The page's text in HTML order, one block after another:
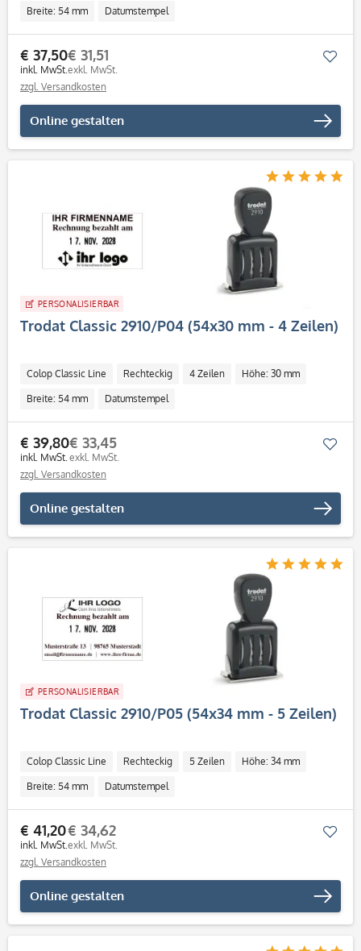
Breite: 54 mm Datumstempel
€ 37,50
inkl. MwSt.
€ 31,51
exkl. MwSt.
zzgl. Versandkosten
Online gestalten
PERSONALISIERBAR
Trodat Classic 2910/P04 (54x30 mm - 4 Zeilen)
Colop Classic Line Rechteckig 4 Zeilen Höhe: 30 mm
Breite: 54 mm Datumstempel
€ 39,80
inkl. MwSt.
€ 33,45
exkl. MwSt.
zzgl. Versandkosten
Online gestalten
PERSONALISIERBAR
Trodat Classic 2910/P05 (54x34 mm - 5 Zeilen)
Colop Classic Line Rechteckig 5 Zeilen Höhe: 34 mm
Breite: 54 mm Datumstempel
€ 41,20
inkl. MwSt.
€ 34,62
exkl. MwSt.
zzgl. Versandkosten
Online gestalten